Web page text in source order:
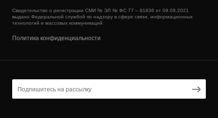
Свидетельство о регистрации СМИ № ЭЛ № ФС 77 – 81836 от 09.09.2021
выдано Федеральной службой по надзору в сфере связи, информационных
технологий и массовых коммуникаций
Политика конфиденциальности